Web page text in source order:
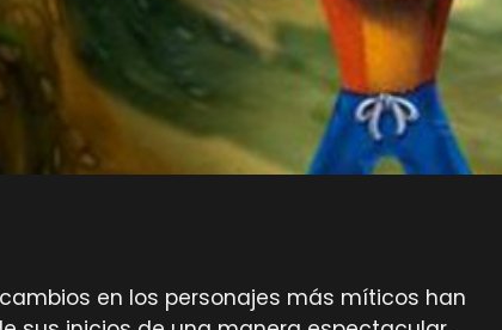
en los personajes más míticos han